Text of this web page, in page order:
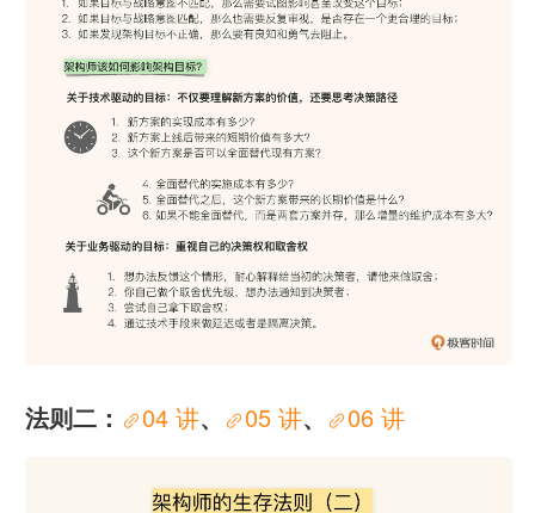
法则二： 04 讲、 05 讲、 06 讲